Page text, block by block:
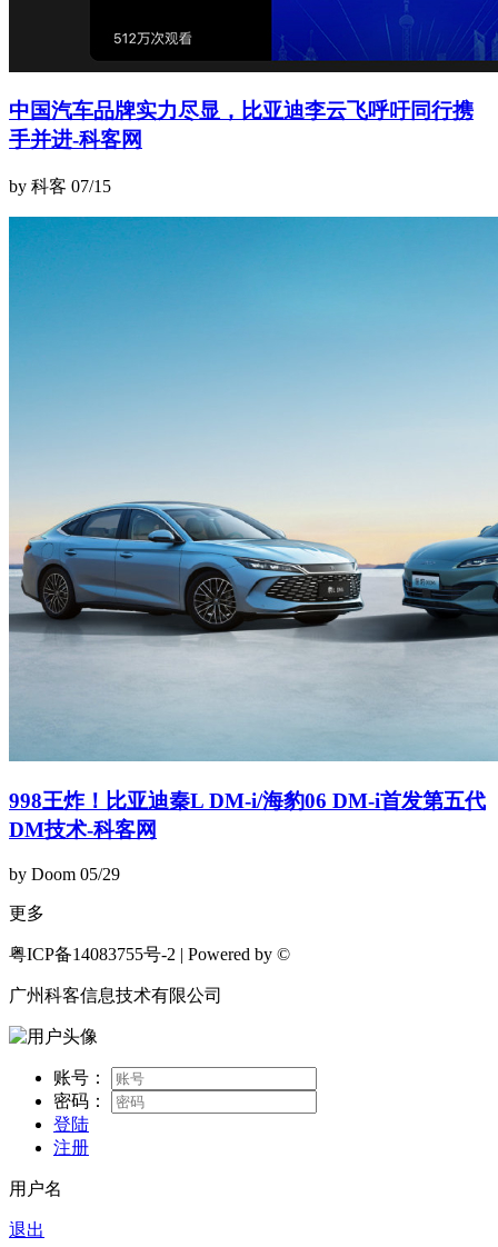
中国汽车品牌实力尽显，比亚迪李云飞呼吁同行携
手并进-科客网
by 科客 07/15
998王炸！比亚迪秦L DM-i/海豹06 DM-i首发第五代
DM技术-科客网
by Doom 05/29
更多
粤ICP备14083755号-2 | Powered by ©
广州科客信息技术有限公司
账号：
密码：
登陆
注册
用户名
退出